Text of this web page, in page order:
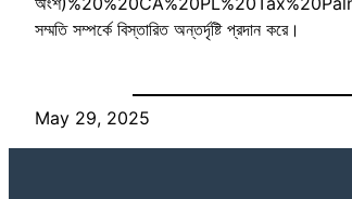
সম্মতি সম্পর্কে বিস্তারিত অন্তর্দৃষ্টি প্রদান করে।
May 29, 2025